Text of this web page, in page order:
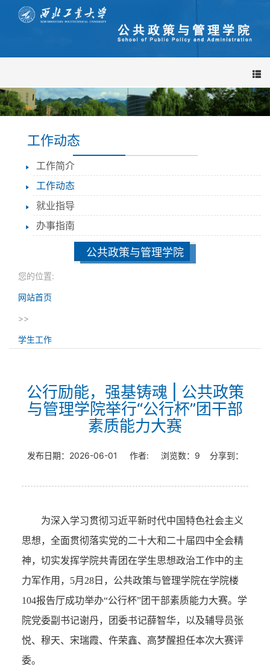
导
航
栏
工作动态
工作简介
工作动态
就业指导
办事指南
公共政策与管理学院
您的位置:
网站首页
>>
学生工作
公行励能，强基铸魂 | 公共政策
与管理学院举行“公行杯”团干部
素质能力大赛
发布日期： 2026-06-01 作者: 浏览数： 9 分享到：
为深入学习贯彻习近平新时代中国特色社会主义
思想，全面贯彻落实党的二十大和二十届四中全会精
神，切实发挥学院共青团在学生思想政治工作中的主
力军作用，5月28日，公共政策与管理学院在学院楼
104报告厅成功举办“公行杯”团干部素质能力大赛。学
院党委副书记谢丹，团委书记薛智华，以及辅导员张
悦、穆天、宋瑞霞、仵荣鑫、高梦醒担任本次大赛评
委。